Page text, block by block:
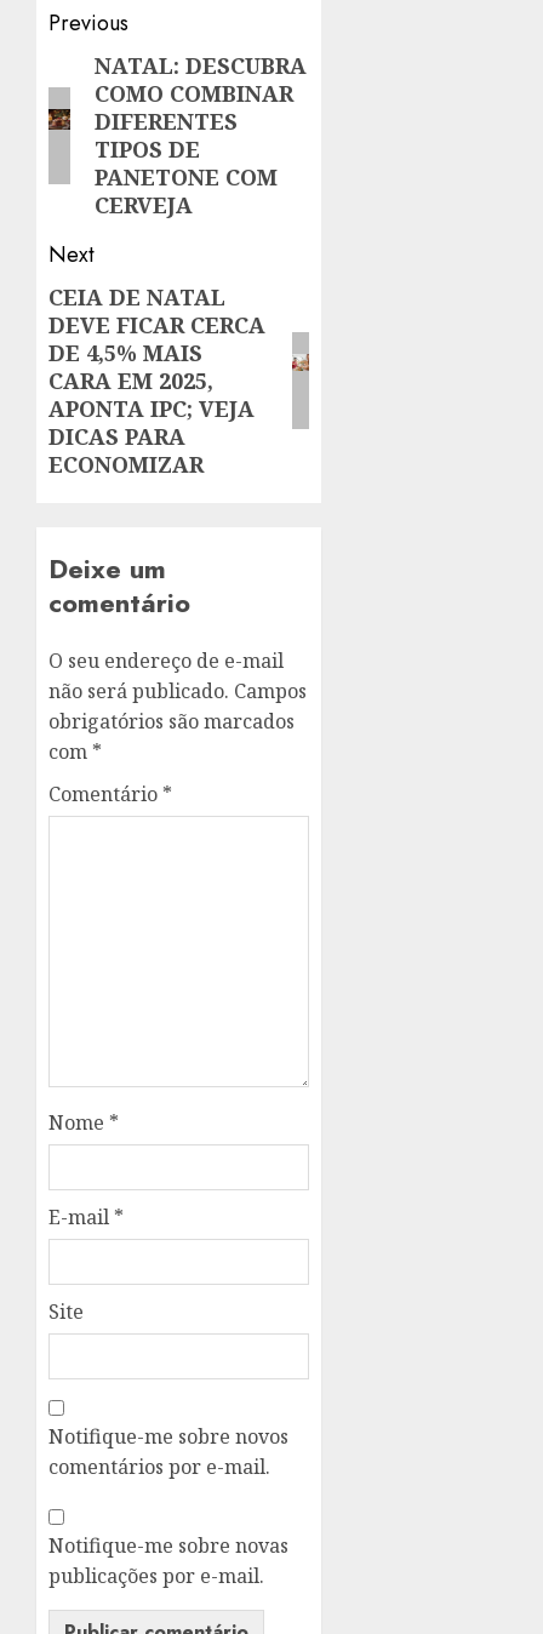
Post
navigation
Previous
Previous
post:
NATAL: DESCUBRA
COMO COMBINAR
DIFERENTES
TIPOS DE
PANETONE COM
CERVEJA
Next
Next
post:
CEIA DE NATAL
DEVE FICAR CERCA
DE 4,5% MAIS
CARA EM 2025,
APONTA IPC; VEJA
DICAS PARA
ECONOMIZAR
Deixe um
comentário
O seu endereço de e-mail
não será publicado. Campos
obrigatórios são marcados
com *
Comentário *
Nome *
E-mail *
Site
Notifique-me sobre novos
comentários por e-mail.
Notifique-me sobre novas
publicações por e-mail.